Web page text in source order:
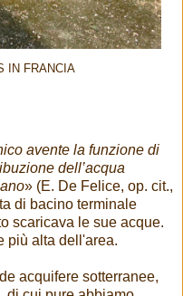
IN FRANCIA
avente la funzione di
dell’acqua
» (E. De Felice, op. cit.,
di bacino terminale
scaricava le sue acque.
più alta dell'area.
acquifere sotterranee,